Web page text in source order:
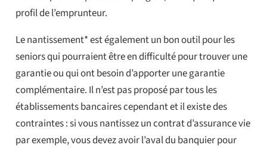
profil de l’emprunteur.
Le nantissement* est également un bon outil pour les
seniors qui pourraient être en difficulté pour trouver une
garantie ou qui ont besoin d’apporter une garantie
complémentaire. Il n’est pas proposé par tous les
établissements bancaires cependant et il existe des
contraintes : si vous nantissez un contrat d’assurance vie
par exemple, vous devez avoir l’aval du banquier pour